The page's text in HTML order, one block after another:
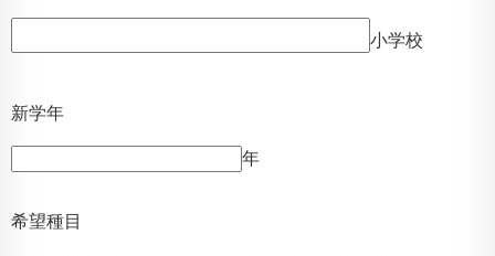
小学校
新学年
年
希望種目